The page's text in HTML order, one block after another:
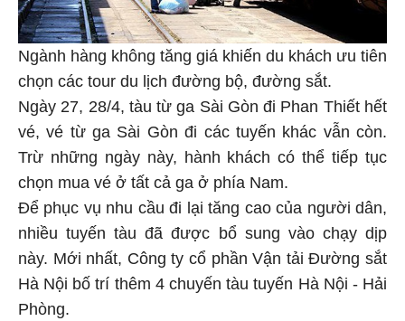
Ngành hàng không tăng giá khiến du khách ưu tiên
chọn các tour du lịch đường bộ, đường sắt.
Ngày 27, 28/4, tàu từ ga Sài Gòn đi Phan Thiết hết
vé, vé từ ga Sài Gòn đi các tuyến khác vẫn còn.
Trừ những ngày này, hành khách có thể tiếp tục
chọn mua vé ở tất cả ga ở phía Nam.
Để phục vụ nhu cầu đi lại tăng cao của người dân,
nhiều tuyến tàu đã được bổ sung vào chạy dịp
này. Mới nhất, Công ty cổ phần Vận tải Đường sắt
Hà Nội bố trí thêm 4 chuyến tàu tuyến Hà Nội - Hải
Phòng.